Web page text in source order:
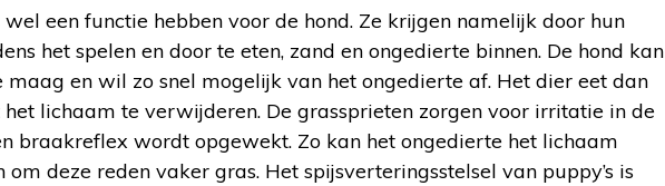
een functie hebben voor de hond. Ze krijgen namelijk door hun
het spelen en door te eten, zand en ongedierte binnen. De hond kan
en wil zo snel mogelijk van het ongedierte af. Het dier eet dan
lichaam te verwijderen. De grassprieten zorgen voor irritatie in de
braakreflex wordt opgewekt. Zo kan het ongedierte het lichaam
om deze reden vaker gras. Het spijsverteringsstelsel van puppy’s is